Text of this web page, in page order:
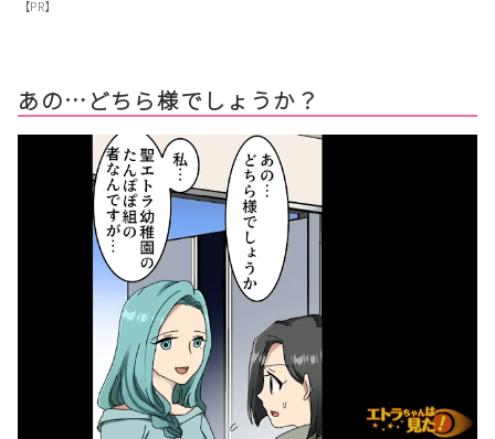
【PR】
あの…どちら様でしょうか？